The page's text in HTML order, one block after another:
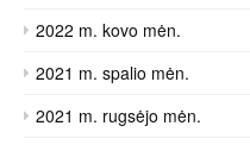
2022 m. kovo mėn.
2021 m. spalio mėn.
2021 m. rugsėjo mėn.